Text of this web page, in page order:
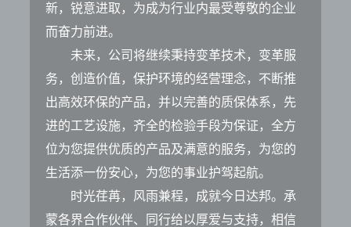
新，锐意进取，为成为行业内最受尊敬的企业
而奋力前进。
未来，公司将继续秉持变革技术，变革服
务，创造价值，保护环境的经营理念，不断推
出高效环保的产品，并以完善的质保体系，先
进的工艺设施，齐全的检验手段为保证，全方
位为您提供优质的产品及满意的服务，为您的
生活添一份安心，为您的事业护驾起航。
时光荏苒，风雨兼程，成就今日达邦。承
蒙各界合作伙伴、同行给以厚爱与支持，相信